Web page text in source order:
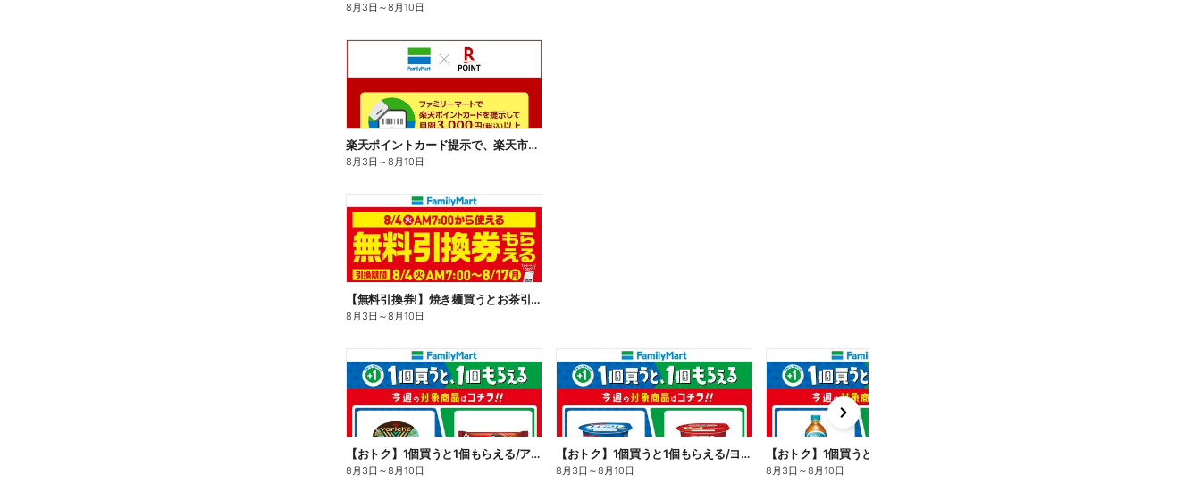
8月3日 ～8月10日
楽天ポイントカード提示で、楽天市場でのお買い物がおトクに!
8月3日 ～8月10日
【無料引換券!】焼き麺買うとお茶引換券貰える!
8月3日 ～8月10日
【おトク】1個買うと1個もらえる/アイス
8月3日 ～8月10日
【おトク】1個買うと1個もらえる/ヨーグルト
8月3日 ～8月10日
【おトク】1個買うと1個もらえる/麦茶
8月3日 ～8月10日
e
x
t